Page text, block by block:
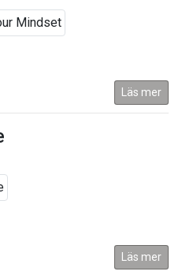
Läs mer
Läs mer